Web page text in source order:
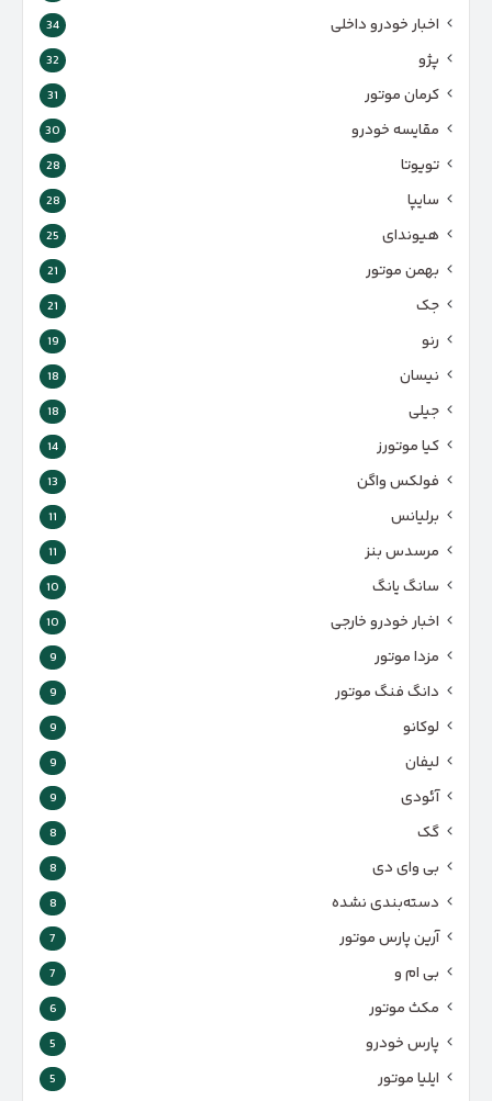
اخبار خودرو داخلی 34
پژو 32
کرمان موتور 31
مقایسه خودرو 30
تویوتا 28
سایپا 28
هیوندای 25
بهمن موتور 21
جک 21
رنو 19
نیسان 18
جیلی 18
کیا موتورز 14
فولکس واگن 13
برلیانس 11
مرسدس بنز 11
سانگ یانگ 10
اخبار خودرو خارجی 10
مزدا موتور 9
دانگ فنگ موتور 9
لوکانو 9
لیفان 9
آئودی 9
گک 8
بی وای دی 8
دسته‌بندی نشده 8
آرین پارس موتور 7
بی ام و 7
مکث موتور 6
پارس‌ خودرو 5
ایلیا موتور 5